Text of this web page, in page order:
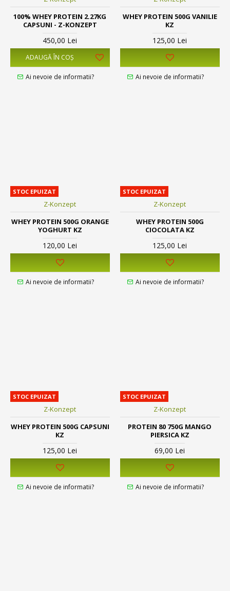
100% WHEY PROTEIN 2.27KG
CAPSUNI - Z-KONZEPT
450,00 Lei
ADAUGĂ ÎN COŞ
Ai nevoie de informatii?
WHEY PROTEIN 500G VANILIE
KZ
125,00 Lei
Ai nevoie de informatii?
STOC EPUIZAT
Z-Konzept
WHEY PROTEIN 500G ORANGE
YOGHURT KZ
120,00 Lei
Ai nevoie de informatii?
STOC EPUIZAT
Z-Konzept
WHEY PROTEIN 500G
CIOCOLATA KZ
125,00 Lei
Ai nevoie de informatii?
STOC EPUIZAT
Z-Konzept
WHEY PROTEIN 500G CAPSUNI
KZ
125,00 Lei
Ai nevoie de informatii?
STOC EPUIZAT
Z-Konzept
PROTEIN 80 750G MANGO
PIERSICA KZ
69,00 Lei
Ai nevoie de informatii?